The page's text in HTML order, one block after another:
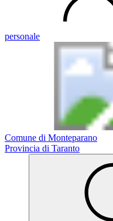
personale
Comune di Monteparano
Provincia di Taranto